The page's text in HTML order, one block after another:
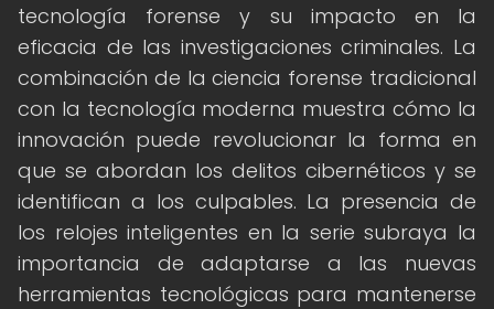
tecnología forense y su impacto en la
eficacia de las investigaciones criminales. La
combinación de la ciencia forense tradicional
con la tecnología moderna muestra cómo la
innovación puede revolucionar la forma en
que se abordan los delitos cibernéticos y se
identifican a los culpables. La presencia de
los relojes inteligentes en la serie subraya la
importancia de adaptarse a las nuevas
herramientas tecnológicas para mantenerse